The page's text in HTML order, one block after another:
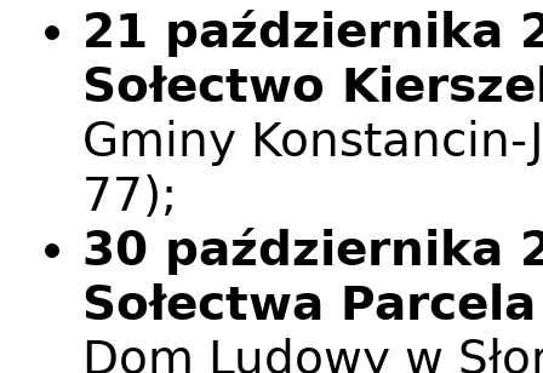
21 października
Sołectwo
Gminy Konstancin-
77);
30 października
Sołectwa
Dom Ludowy w